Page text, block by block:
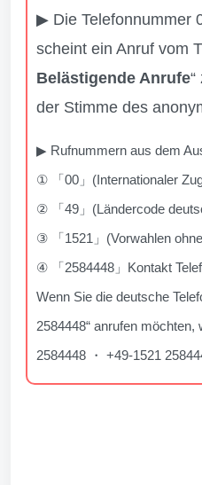
▶ Die Telefonnummer
scheint ein Anruf vom
Belästigende Anrufe
der Stimme des
▶ Rufnummern aus dem
① 「00」(Internationaler
② 「49」(Ländercode
③ 「1521」(Vorwahlen
④ 「2584448」Kontakt
Wenn Sie die deutsche
2584448“ anrufen möchten,
2584448 ・ +49-1521